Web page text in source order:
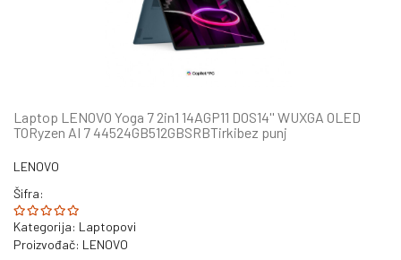
Laptop LENOVO Yoga 7 2in1 14AGP11 DOS14'' WUXGA OLED
TORyzen AI 7 44524GB512GBSRBTirkibez punj
LENOVO
Šifra:
Kategorija: Laptopovi
Proizvođač: LENOVO